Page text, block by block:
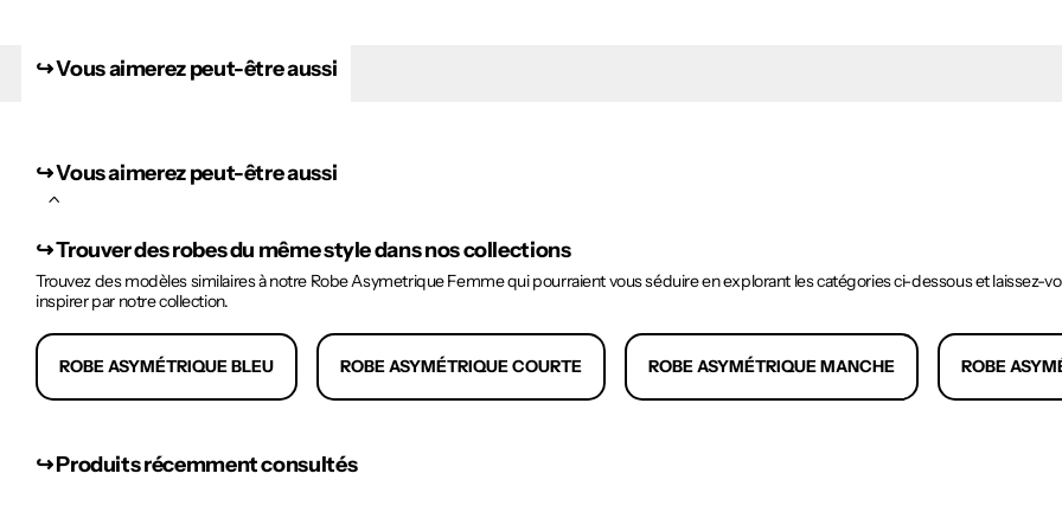
↪︎ Vous aimerez peut-être aussi
↪︎ Vous aimerez peut-être aussi
↪︎Trouver des robes du même style dans nos collections
Trouvez des modèles similaires à notre Robe Asymetrique Femme qui pourraient vous séduire en explorant les catégories ci-dessous et laissez-
inspirer par notre collection.
ROBE ASYMÉTRIQUE BLEU ROBE ASYMÉTRIQUE COURTE ROBE ASYMÉTRIQUE MANCHE ROBE
↪︎ Produits récemment consultés